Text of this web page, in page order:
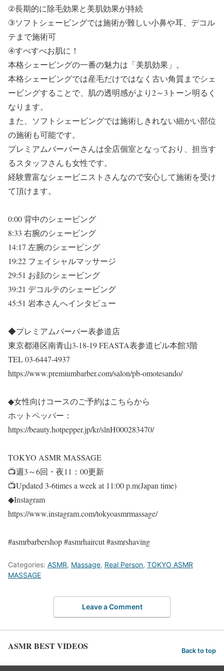
②長期的に除毛効果と美肌効果が持続
③ソフトシェービングでは施術が難しい小鼻や耳、デコル
テまで施術可
④すべすべお肌に！
本格シェービングの一番の魅力は「美肌効果」。
本格シェービングでは産毛だけではなく古い角質までシェ
ービングすることで、肌の透明感がより2～3トーン明るく
なります。
また、ソフトシェービングでは施術しきれない細かい部位
の施術も可能です。
プレミアムバーバーさんは全店個室となっており、担当す
るスタッフさんも女性です。
経験豊富なシェービニストさんなので安心して施術を受け
て頂けます。
0:00 背中のシェービング
8:33 右腕のシェービング
14:17 左腕のシェービング
19:22 フェイシャルマッサージ
29:51 お顔のシェービング
39:21 デコルテのシェービング
45:51 岩本さんへインタビュー
◆プレミアムバーバー表参道店
東京都港区南青山3-18-19 FEASTA表参道ビル本館3階
TEL 03-6447-4937
https://www.premiumbarber.com/salon/pb-omotesando/
◆女性向けコースのご予約はこちらから
ホットペッパー：
https://beauty.hotpepper.jp/kr/slnH000283470/
TOKYO ASMR MASSAGE
📺週3～6回・夜11：00更新
📺Updated 3-6times a week at 11:00 p.m(Japan time)
◆Instagram
https://www.instagram.com/tokyoasmrmassage/
#asmrbarbershop #asmrhaircut #asmrshaving
Categories: ASMR, Massage, Real Person, TOKYO ASMR
MASSAGE
Leave a Comment
ASMR BEST VIDEOS Back to top